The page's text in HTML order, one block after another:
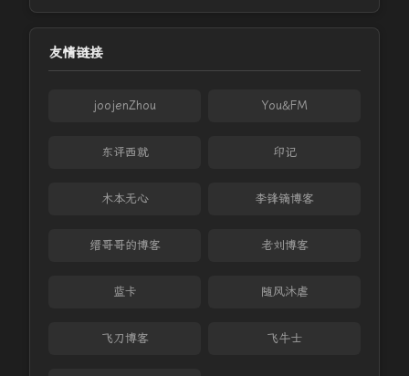
友情链接
joojenZhou You&FM
东评西就 印记
木本无心 李锋镝博客
缙哥哥的博客 老刘博客
蓝卡 随风沐虐
飞刀博客 飞牛士